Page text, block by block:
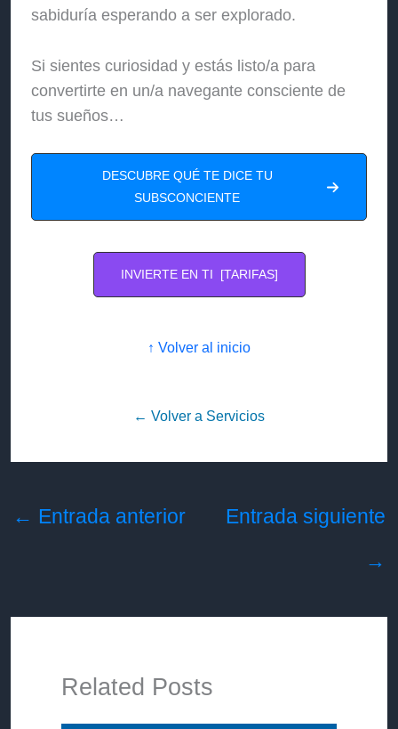
sabiduría esperando a ser explorado.
Si sientes curiosidad y estás listo/a para
convertirte en un/a navegante consciente de
tus sueños…
DESCUBRE QUÉ TE DICE TU
SUBSCONCIENTE
INVIERTE EN TI [TARIFAS]
↑ Volver al inicio
← Volver a Servicios
← Entrada anterior
Entrada siguiente
→
Related Posts